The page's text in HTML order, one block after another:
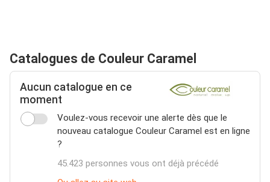
Catalogues de Couleur Caramel
Aucun catalogue en ce
moment
Voulez-vous recevoir une alerte dès que le
nouveau catalogue Couleur Caramel est en ligne
?
45.423 personnes vous ont déjà précédé